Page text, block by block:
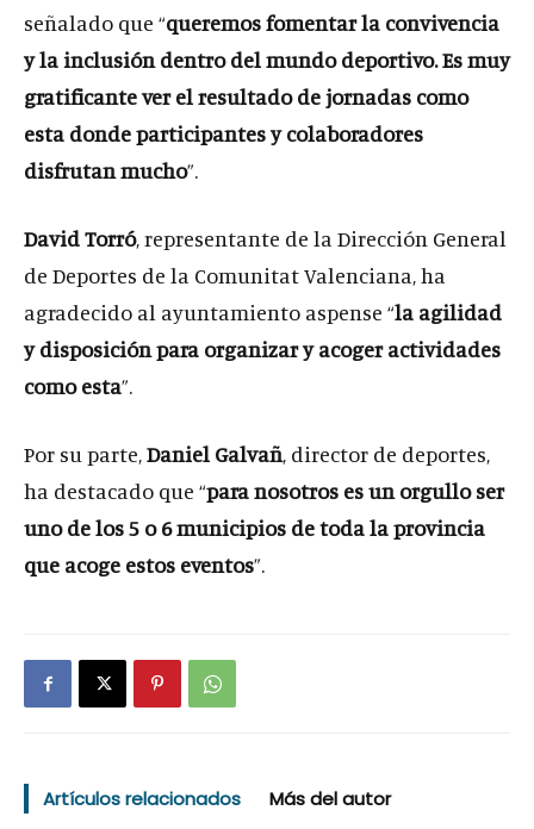
señalado que “queremos fomentar la convivencia
y la inclusión dentro del mundo deportivo. Es muy
gratificante ver el resultado de jornadas como
esta donde participantes y colaboradores
disfrutan mucho”.
David Torró, representante de la Dirección General
de Deportes de la Comunitat Valenciana, ha
agradecido al ayuntamiento aspense “la agilidad
y disposición para organizar y acoger actividades
como esta”.
Por su parte,Daniel Galvañ, director de deportes,
ha destacado que “para nosotros es un orgullo ser
uno de los 5 o 6 municipios de toda la provincia
que acoge estos eventos”.
Artículos relacionados Más del autor